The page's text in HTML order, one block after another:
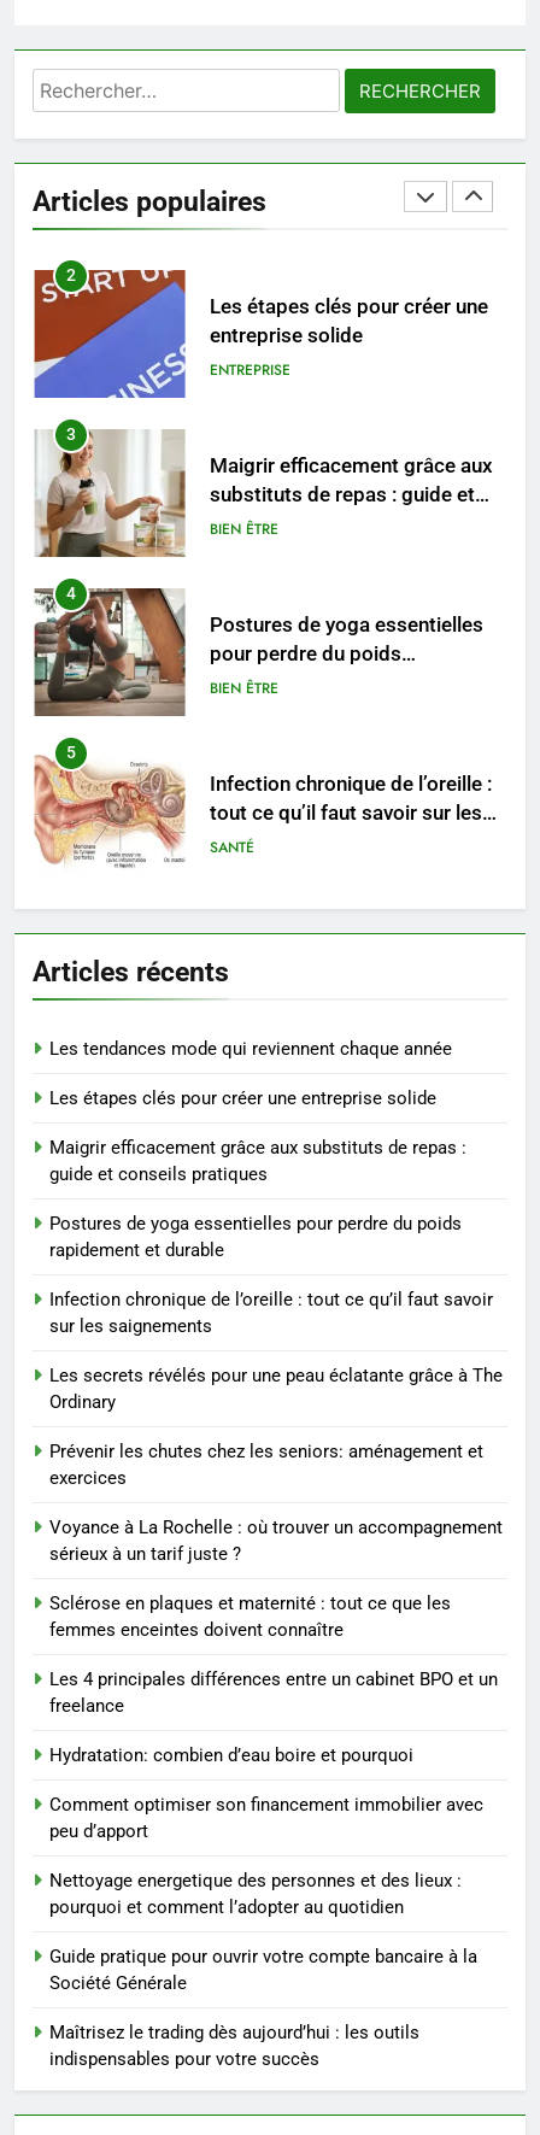
Rechercher :
Articles populaires
sérieux à un tarif juste ?
BIEN ÊTRE
1
reviennent chaque année
MODE
2
Les étapes clés pour créer une
entreprise solide
ENTREPRISE
3
Maigrir efficacement grâce aux
substituts de repas : guide et
conseils pratiques
BIEN ÊTRE
4
Postures de yoga essentielles
pour perdre du poids
rapidement et durable
BIEN ÊTRE
5
Infection chronique de l’oreille :
tout ce qu’il faut savoir sur les
saignements
SANTÉ
6
peau éclatante grâce à The
Ordinary
SANTÉ
Prévenir les chutes chez les
exercices
BIEN ÊTRE
8
Voyance à La Rochelle : où
trouver un accompagnement
sérieux à un tarif juste ?
BIEN ÊTRE
1
reviennent chaque année
2
entreprise solide
ENTREPRISE
3
substituts de repas : guide et
conseils pratiques
BIEN ÊTRE
Postures de yoga essentielles
rapidement et durable
BIEN ÊTRE
5
Infection chronique de l’oreille :
tout ce qu’il faut savoir sur les
saignements
SANTÉ
Articles récents
Les tendances mode qui reviennent chaque année
Les étapes clés pour créer une entreprise solide
Maigrir efficacement grâce aux substituts de repas :
guide et conseils pratiques
Postures de yoga essentielles pour perdre du poids
rapidement et durable
Infection chronique de l’oreille : tout ce qu’il faut savoir
sur les saignements
Les secrets révélés pour une peau éclatante grâce à The
Ordinary
Prévenir les chutes chez les seniors: aménagement et
exercices
Voyance à La Rochelle : où trouver un accompagnement
sérieux à un tarif juste ?
Sclérose en plaques et maternité : tout ce que les
femmes enceintes doivent connaître
Les 4 principales différences entre un cabinet BPO et un
freelance
Hydratation: combien d’eau boire et pourquoi
Comment optimiser son financement immobilier avec
peu d’apport
Nettoyage energetique des personnes et des lieux :
pourquoi et comment l’adopter au quotidien
Guide pratique pour ouvrir votre compte bancaire à la
Société Générale
Maîtrisez le trading dès aujourd’hui : les outils
indispensables pour votre succès